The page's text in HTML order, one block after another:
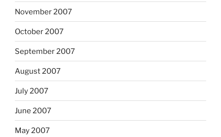
November 2007
October 2007
September 2007
August 2007
July 2007
June 2007
May 2007